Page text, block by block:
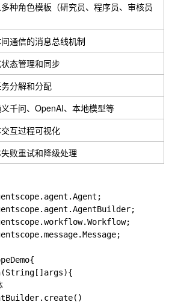
种角色模板（研究员、程序员、审核员
通信的消息总线机制
态管理和同步
分解和分配
千问、OpenAI、本地模型等
互过程可视化
败重试和降级处理
;
;
;
;
{
(String [] args){
. create()